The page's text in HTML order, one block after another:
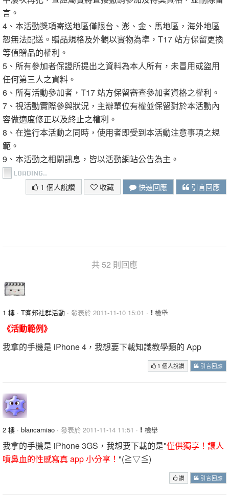
言。
4、本活動獎項寄送地區僅限台、澎、金、馬地區，海外地區
恕無法配送。贈品規格及外觀以實物為準，T17 站方保留更換
等值贈品的權利。
5、所有參加者保證所提出之資料為本人所有，未冒用或盜用
任何第三人之資料。
6、所有活動參加者，T17 站方保留審查參加者資格之權利。
7、視活動實際參與狀況，主辦單位有權並保留對於本活動內
容做適度修正以及終止之權利。
8、在進行本活動之同時，使用者即受到本活動注意事項之規
範。
9、本活動之相關訊息，皆以活動網站公告為主。
1 個人說讚 收藏 快速回應 引言回應
共 52 則回應
1 樓 · T客邦社群活動 · 發表於 2011-11-10 15:01 · 檢舉
《活動範例》
我拿的手機是 iPhone 4，我想要下載知識教學類的 App
1 個人說讚 引言回應
2 樓 · blancamiao · 發表於 2011-11-14 11:51 · 檢舉
我拿的手機是 iPhone 3GS，我想要下載的是"僅供獨享！讓人
噴鼻血的性感寫真 app 小分享！ "(≧▽≦)
讚 引言回應